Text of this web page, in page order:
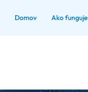
Domov Ako funguje